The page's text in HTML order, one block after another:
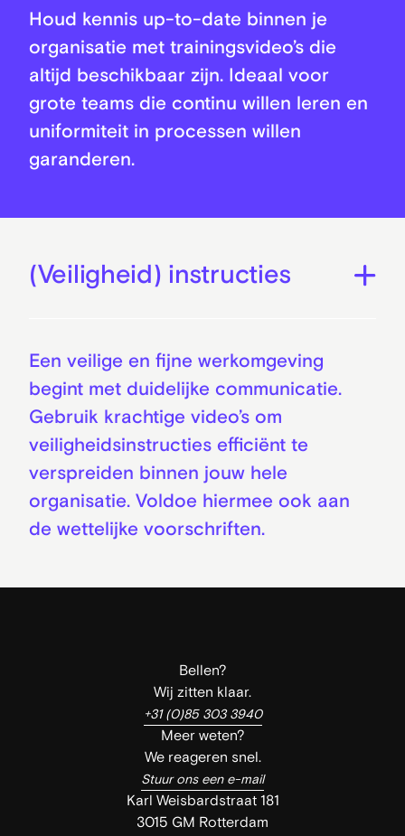
Houd kennis up-to-date binnen je
organisatie met trainingsvideo’s die
altijd beschikbaar zijn. Ideaal voor
grote teams die continu willen leren en
uniformiteit in processen willen
garanderen.
(Veiligheid) instructies
Een veilige en fijne werkomgeving
begint met duidelijke communicatie.
Gebruik krachtige video’s om
veiligheidsinstructies efficiënt te
verspreiden binnen jouw hele
organisatie. Voldoe hiermee ook aan
de wettelijke voorschriften.
Bellen?
Wij zitten klaar.
+31 (0)85 303 3940
Meer weten?
We reageren snel.
Stuur ons een e-mail
Karl Weisbardstraat 181
3015 GM Rotterdam